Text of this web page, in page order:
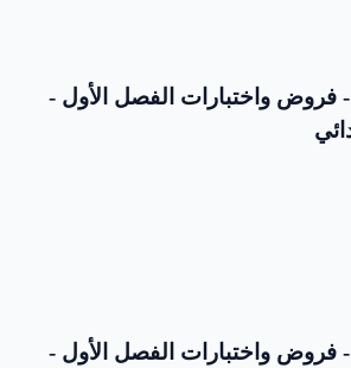
الموضوع رقم 147 - فروض واختبارات الفصل الأول -
الموضوع رقم 146 - فروض واختبارات الفصل الأول -